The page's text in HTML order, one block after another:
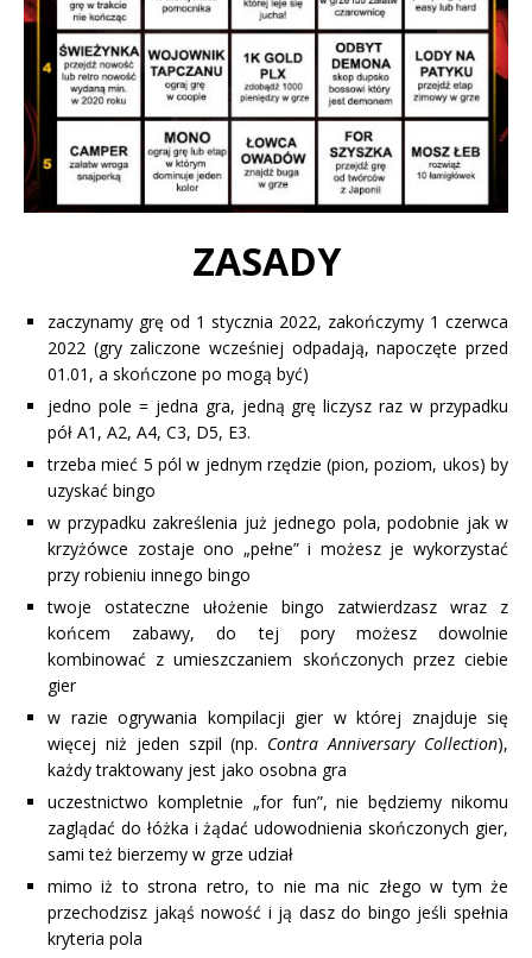
ZASADY
zaczynamy grę od 1 stycznia 2022, zakończymy 1 czerwca
2022 (gry zaliczone wcześniej odpadają, napoczęte przed
01.01, a skończone po mogą być)
jedno pole = jedna gra, jedną grę liczysz raz w przypadku
pół A1, A2, A4, C3, D5, E3.
trzeba mieć 5 pól w jednym rzędzie (pion, poziom, ukos) by
uzyskać bingo
w przypadku zakreślenia już jednego pola, podobnie jak w
krzyżówce zostaje ono „pełne” i możesz je wykorzystać
przy robieniu innego bingo
twoje ostateczne ułożenie bingo zatwierdzasz wraz z
końcem zabawy, do tej pory możesz dowolnie
kombinować z umieszczaniem skończonych przez ciebie
gier
w razie ogrywania kompilacji gier w której znajduje się
więcej niż jeden szpil (np. Contra Anniversary Collection),
każdy traktowany jest jako osobna gra
uczestnictwo kompletnie „for fun”, nie będziemy nikomu
zaglądać do łóżka i żądać udowodnienia skończonych gier,
sami też bierzemy w grze udział
mimo iż to strona retro, to nie ma nic złego w tym że
przechodzisz jakąś nowość i ją dasz do bingo jeśli spełnia
kryteria pola